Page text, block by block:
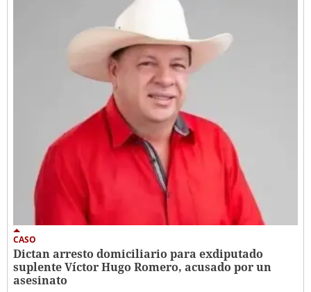
CASO
Dictan arresto domiciliario para exdiputado
suplente Víctor Hugo Romero, acusado por un
asesinato